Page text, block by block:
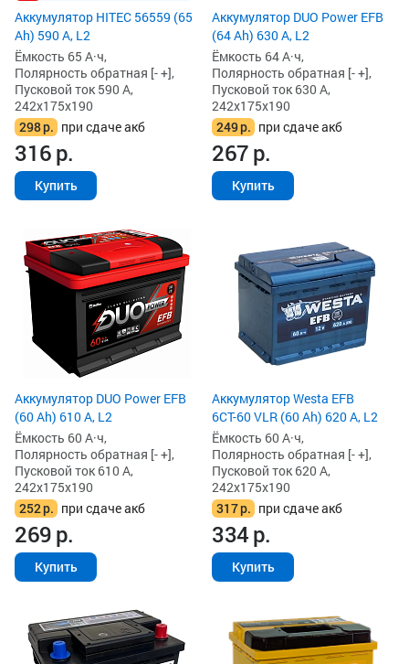
Аккумулятор HITEC 56559 (65
Ah) 590 А, L2
Ёмкость 65 А·ч,
Полярность обратная [- +],
Пусковой ток 590 А,
242x175x190
298р. при сдаче акб
316р.
Купить
Аккумулятор DUO Power EFB
(64 Ah) 630 А, L2
Ёмкость 64 А·ч,
Полярность обратная [- +],
Пусковой ток 630 А,
242x175x190
249р. при сдаче акб
267р.
Купить
Аккумулятор DUO Power EFB
(60 Ah) 610 А, L2
Ёмкость 60 А·ч,
Полярность обратная [- +],
Пусковой ток 610 А,
242x175x190
252р. при сдаче акб
269р.
Купить
Аккумулятор Westa EFB
6СТ-60 VLR (60 Ah) 620 А, L2
Ёмкость 60 А·ч,
Полярность обратная [- +],
Пусковой ток 620 А,
242x175x190
317р. при сдаче акб
334р.
Купить